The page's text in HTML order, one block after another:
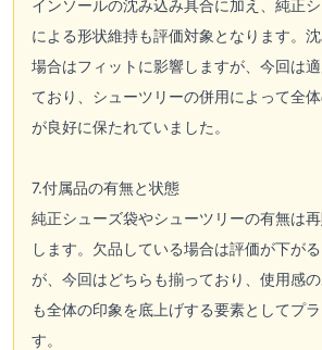
インソールの沈み込み具合に加え、純正
による形状維持も評価対象となります。
場合はフィットに影響しますが、今回は
ており、シューツリーの併用によって全
が良好に保たれていました。
7.付属品の有無と状態
純正シューズ袋やシューツリーの有無は
します。欠品している場合は評価が下が
が、今回はどちらも揃っており、使用感
も全体の印象を底上げする要素としてプ
す。